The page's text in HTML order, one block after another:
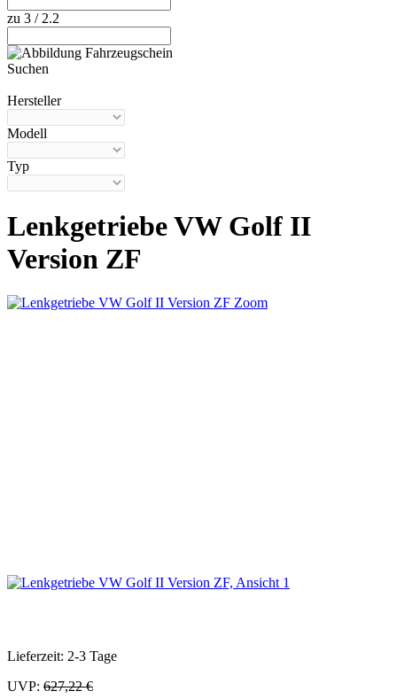
zu 3 / 2.2
Suchen
Hersteller
Modell
Typ
Lenkgetriebe VW Golf II
Version ZF
Zoom
Lieferzeit: 2-3 Tage
UVP: 627,22 €